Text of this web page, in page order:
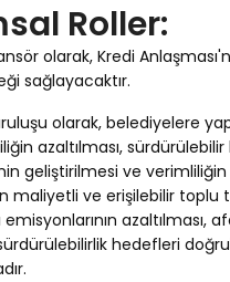
Roller:
olarak, Kredi
sağlayacaktır.
olarak, belediyelere
azaltılması,
geliştirilmesi ve verimliliğin
maliyetli ve erişilebilir toplu
azaltılması,
hedefleri